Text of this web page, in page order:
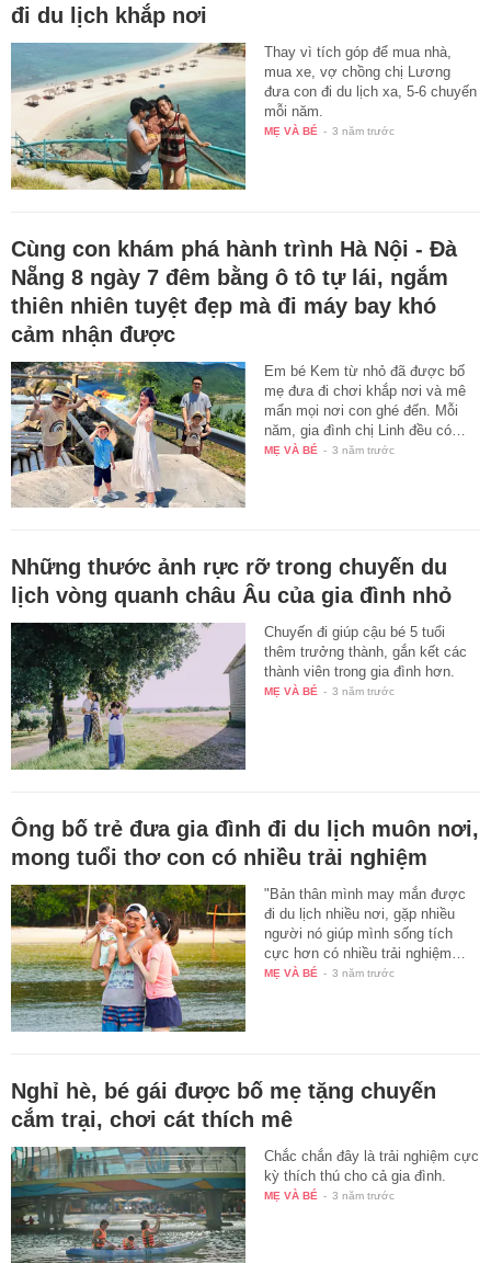
đi du lịch khắp nơi
Thay vì tích góp để mua nhà,
mua xe, vợ chồng chị Lương
đưa con đi du lịch xa, 5-6 chuyến
mỗi năm.
MẸ VÀ BÉ - 3 năm trước
Cùng con khám phá hành trình Hà Nội - Đà
Nẵng 8 ngày 7 đêm bằng ô tô tự lái, ngắm
thiên nhiên tuyệt đẹp mà đi máy bay khó
cảm nhận được
Em bé Kem từ nhỏ đã được bố
mẹ đưa đi chơi khắp nơi và mê
mẩn mọi nơi con ghé đến. Mỗi
năm, gia đình chị Linh đều có…
MẸ VÀ BÉ - 3 năm trước
Những thước ảnh rực rỡ trong chuyến du
lịch vòng quanh châu Âu của gia đình nhỏ
Chuyến đi giúp cậu bé 5 tuổi
thêm trưởng thành, gắn kết các
thành viên trong gia đình hơn.
MẸ VÀ BÉ - 3 năm trước
Ông bố trẻ đưa gia đình đi du lịch muôn nơi,
mong tuổi thơ con có nhiều trải nghiệm
"Bản thân mình may mắn được
đi du lịch nhiều nơi, gặp nhiều
người nó giúp mình sống tích
cực hơn có nhiều trải nghiệm…
MẸ VÀ BÉ - 3 năm trước
Nghỉ hè, bé gái được bố mẹ tặng chuyến
cắm trại, chơi cát thích mê
Chắc chắn đây là trải nghiệm cực
kỳ thích thú cho cả gia đình.
MẸ VÀ BÉ - 3 năm trước